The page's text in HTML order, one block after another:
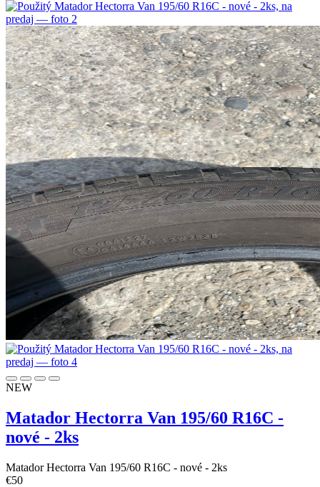
NEW
Matador Hectorra Van 195/60 R16C -
nové - 2ks
Matador Hectorra Van 195/60 R16C - nové - 2ks
€50